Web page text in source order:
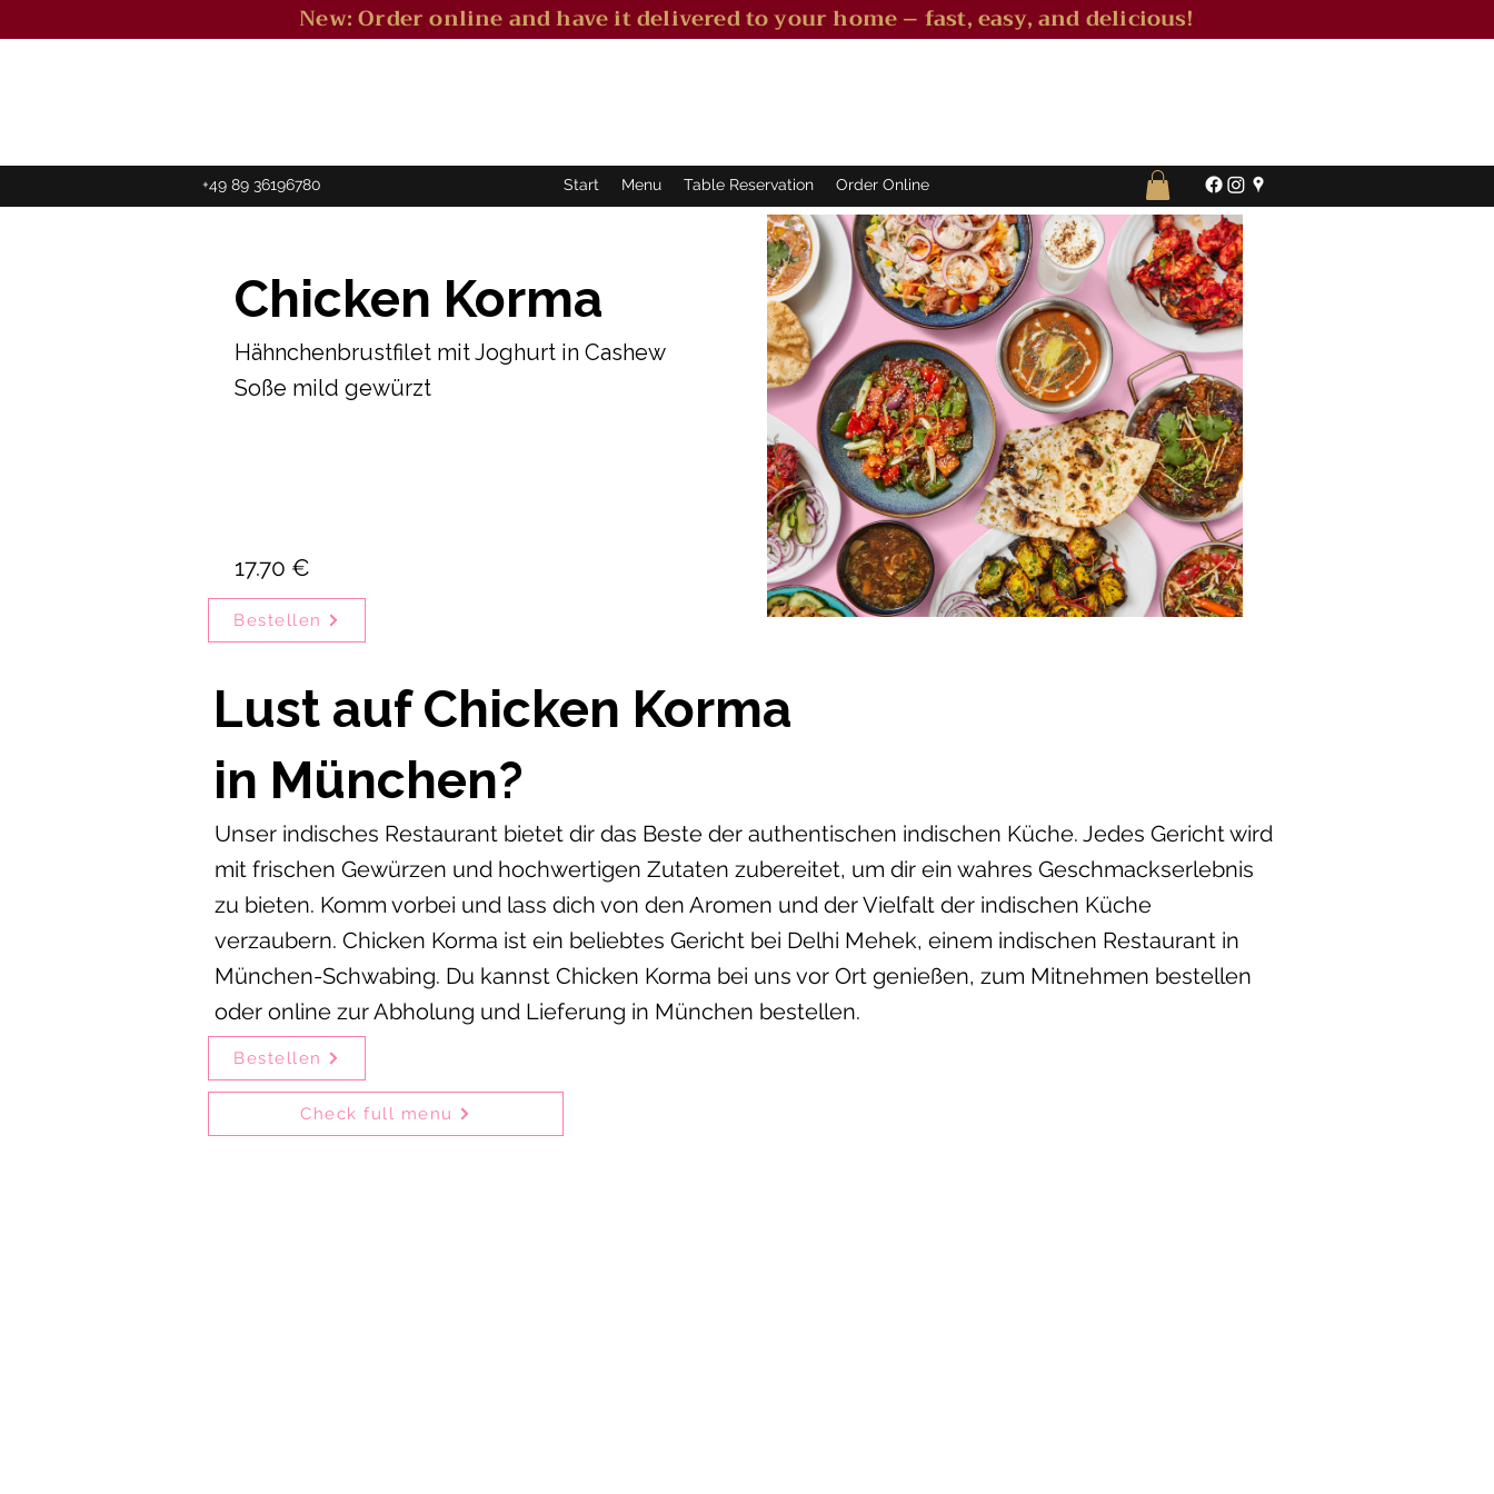
New: Order online and have it delivered to your home – fast, easy, and delicious!
+49 89 36196780 Start Menu Table Reservation Order Online
Chicken Korma
Hähnchenbrustfilet mit Joghurt in Cashew
Soße mild gewürzt
17.70 €
Bestellen
Lust auf Chicken Korma
in München?
Unser indisches Restaurant bietet dir das Beste der authentischen indischen Küche. Jedes Gericht wird
mit frischen Gewürzen und hochwertigen Zutaten zubereitet, um dir ein wahres Geschmackserlebnis
zu bieten. Komm vorbei und lass dich von den Aromen und der Vielfalt der indischen Küche
verzaubern. Chicken Korma ist ein beliebtes Gericht bei Delhi Mehek, einem indischen Restaurant in
München-Schwabing. Du kannst Chicken Korma bei uns vor Ort genießen, zum Mitnehmen bestellen
oder online zur Abholung und Lieferung in München bestellen.
Bestellen
Check full menu